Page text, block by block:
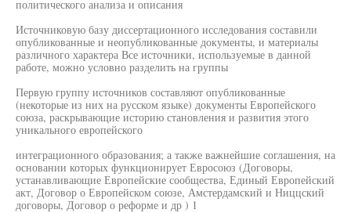
политического анализа и описания
Источниковую базу диссертационного исследования составили
опубликованные и неопубликованные документы, и материалы
различного характера Все источники, используемые в данной
работе, можно условно разделить на группы
Первую группу источников составляют опубликованные
(некоторые из них на русском языке) документы Европейского
союза, раскрывающие историю становления и развития этого
уникального европейского
интеграционного образования; а также важнейшие соглашения, на
основании которых функционирует Евросоюз (Договоры,
устанавливающие Европейские сообщества, Единый Европейский
акт, Договор о Европейском союзе, Амстердамский и Ниццский
договоры, Договор о реформе и др ) 1